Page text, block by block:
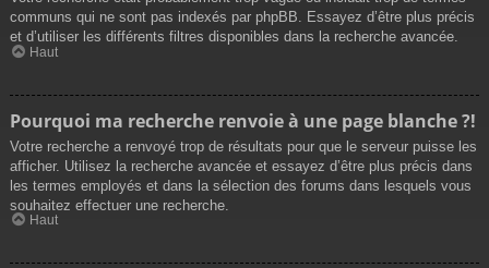
communs qui ne sont pas indexés par phpBB. Essayez d’être plus précis
et d’utiliser les différents filtres disponibles dans la recherche avancée.
Haut
Pourquoi ma recherche renvoie à une page blanche ?!
Votre recherche a renvoyé trop de résultats pour que le serveur puisse les
afficher. Utilisez la recherche avancée et essayez d’être plus précis dans
les termes employés et dans la sélection des forums dans lesquels vous
souhaitez effectuer une recherche.
Haut